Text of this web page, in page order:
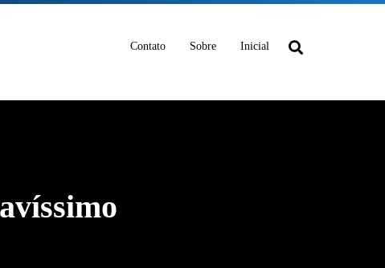
Contato Sobre Inicial